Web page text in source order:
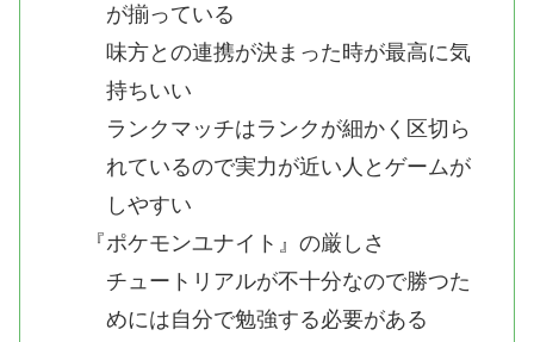
が揃っている
味方との連携が決まった時が最高に気
持ちいい
ランクマッチはランクが細かく区切ら
れているので実力が近い人とゲームが
しやすい
『ポケモンユナイト』の厳しさ
チュートリアルが不十分なので勝つた
めには自分で勉強する必要がある